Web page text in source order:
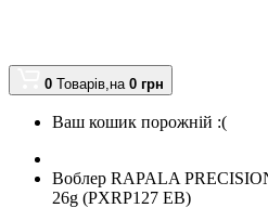
0 Товарів,на 0 грн
Ваш кошик порожній :(
Воблер RAPALA
26g (PXRP127 EB)